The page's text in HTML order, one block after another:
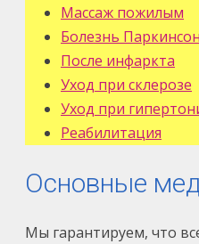
Массаж пожилым
Болезнь
После инфаркта
Уход при склерозе
Уход при
Реабилитация
Основные
Мы гарантируем, что